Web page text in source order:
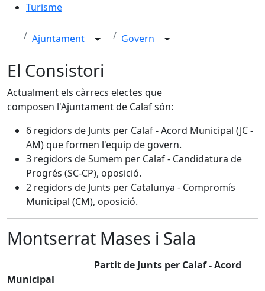
Turisme
Ajuntament Govern
El Consistori
Actualment els càrrecs electes que
composen l'Ajuntament de Calaf són:
6 regidors de Junts per Calaf - Acord Municipal (JC -
AM) que formen l'equip de govern.
3 regidors de Sumem per Calaf - Candidatura de
Progrés (SC-CP), oposició.
2 regidors de Junts per Catalunya - Compromís
Municipal (CM), oposició.
Montserrat Mases i Sala
Partit de Junts per Calaf - Acord
Municipal